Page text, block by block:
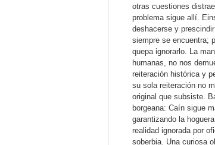
otras cuestiones
problema sigue allí.
deshacerse y
siempre se encuentra;
quepa ignorarlo. La
humanas, no nos
reiteración histórica y
su sola reiteración no
original que subsiste.
borgeana: Caín sigue
garantizando la
realidad ignorada por
soberbia. Una curiosa